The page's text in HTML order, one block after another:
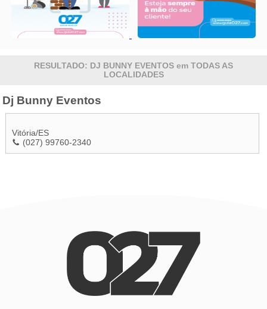
RESULTADO: DJ BUNNY EVENTOS em TODAS AS
LOCALIDADES
Dj Bunny Eventos
Vitória/ES
(027) 99760-2340